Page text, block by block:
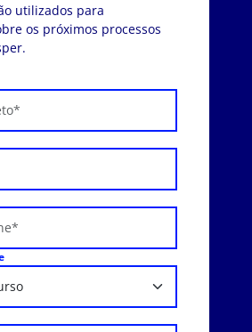
utilizados para
os próximos processos